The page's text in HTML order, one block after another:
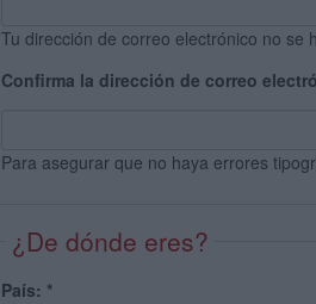
Tu dirección de correo electrónico no se
Confirma la dirección de correo
Para asegurar que no haya errores
¿De dónde eres?
País: *